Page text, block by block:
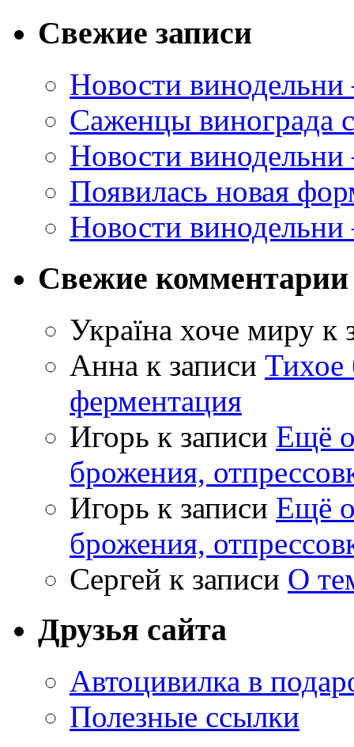
Свежие записи
Новости
Саженцы винограда
Новости
Появилась новая
Новости
Свежие комментарии
Україна хоче миру к
Анна к записи Тихое
ферментация
Игорь к записи Ещё
брожения,
Игорь к записи Ещё
брожения,
Сергей к записи О
Друзья сайта
Автоцивилка в
Полезные ссылки